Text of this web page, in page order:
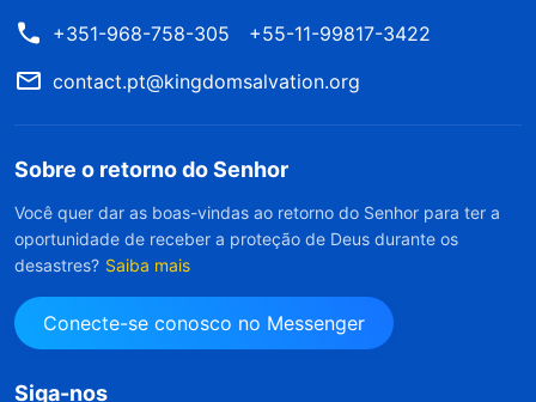
+351-968-758-305
+55-11-99817-3422
contact.pt@kingdomsalvation.org
Sobre o retorno do Senhor
Você quer dar as boas-vindas ao retorno do Senhor para ter a
oportunidade de receber a proteção de Deus durante os
desastres? Saiba mais
Conecte-se conosco no Messenger
Siga-nos